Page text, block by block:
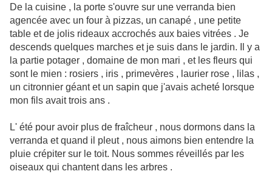
De la cuisine , la porte s'ouvre sur une verranda bien
agencée avec un four à pizzas, un canapé , une petite
table et de jolis rideaux accrochés aux baies vitrées . Je
descends quelques marches et je suis dans le jardin. Il y a
la partie potager , domaine de mon mari , et les fleurs qui
sont le mien : rosiers , iris , primevères , laurier rose , lilas ,
un citronnier géant et un sapin que j'avais acheté lorsque
mon fils avait trois ans .
L' été pour avoir plus de fraîcheur , nous dormons dans la
verranda et quand il pleut , nous aimons bien entendre la
pluie crépiter sur le toit. Nous sommes réveillés par les
oiseaux qui chantent dans les arbres .